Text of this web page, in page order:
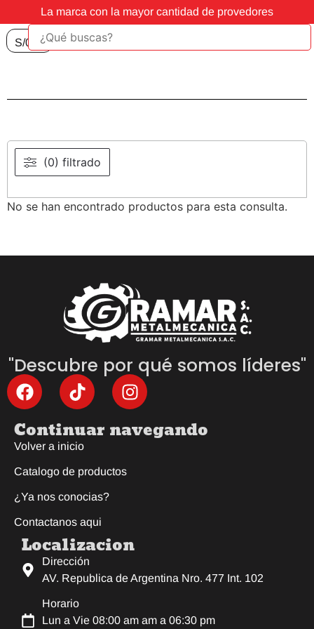
La marca con la mayor cantidad de provedores
S/0.00
(0) filtrado
No se han encontrado productos para esta consulta.
"Descubre por qué somos líderes"
Continuar navegando
Volver a inicio
Catalogo de productos
¿Ya nos conocias?
Contactanos aqui
Localizacion
Dirección
AV. Republica de Argentina Nro. 477 Int. 102
Horario
Lun a Vie 08:00 am am a 06:30 pm